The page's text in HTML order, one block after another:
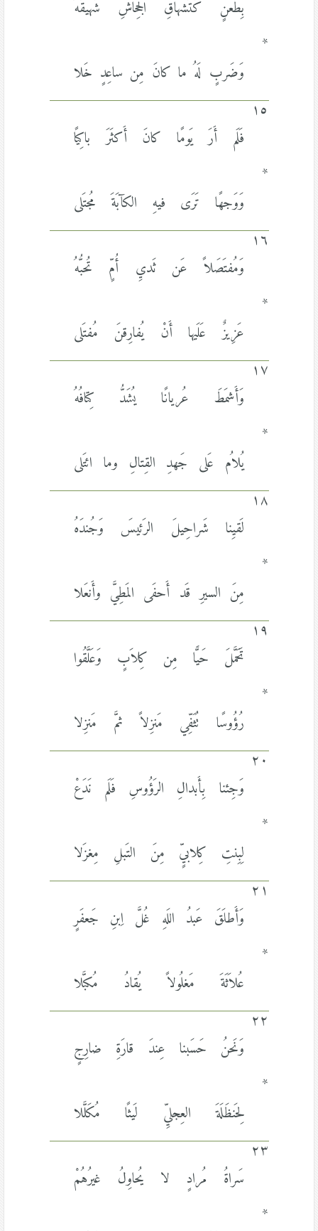
بِطَعنٍ كَتَشهاقِ الجِحاشِ شَهيقُهُ
*
وَضَربٍ لَهُ ما كانَ مِن ساعِدٍ خَلا
١٥
فَلَم أَرَ يَومًا كانَ أَكثَرَ باكِيًا
*
وَوَجهًا تَرَى فيهِ الكآبَةَ مُجتَلى
١٦
وَمُفتَصَلاً عَن ثَديِ أُمٍّ تُحبُّهُ
*
عَزِيزٌ عَلَيها أَنْ يُفارِقنَ مُفتَلى
١٧
وَأَشمَطَ عُريانًا يُشَدُّ كِتافُهُ
*
يُلاُم عَلى جَهدِ القِتالِ وما ائتَلى
١٨
لَقيِنا شَراحِيلَ الرَئيسَ وَجُندَهُ
*
مِنَ السيرِ قَد أَحفَى المَطِيَّ وأَنعَلا
١٩
تَحَمَّلَ حَيًّا مِن كِلاَبٍ وَعَلَّقُوا
*
رُؤُوسًا تُثَفِّي مَنزِلاً ثمَّ مَنزِلا
٢٠
وَجِئنا بِأَبدالِ الرَؤُوسِ فَلَم نَدَعْ
*
لِبِنتِ كِلابيٍّ مِنَ التَبلِ مِغزَلا
٢١
وَأَطلَقَ عَبدُ اللَهِ غُلَّ اِبنِ جَعفَرٍ
*
عُلاَثَةَ مَغلُولاً يُقادُ مُكبَّلا
٢٢
وَنَحنُ حَسَبنا عِندَ قارَةِ ضارِجٍ
*
لِحَنظَلَةَ العِجليِّ لَيثًا مُكَلَّلا
٢٣
سَراةُ مُرادٍ لا يُحاوِلُ غيرُهُمْ
*